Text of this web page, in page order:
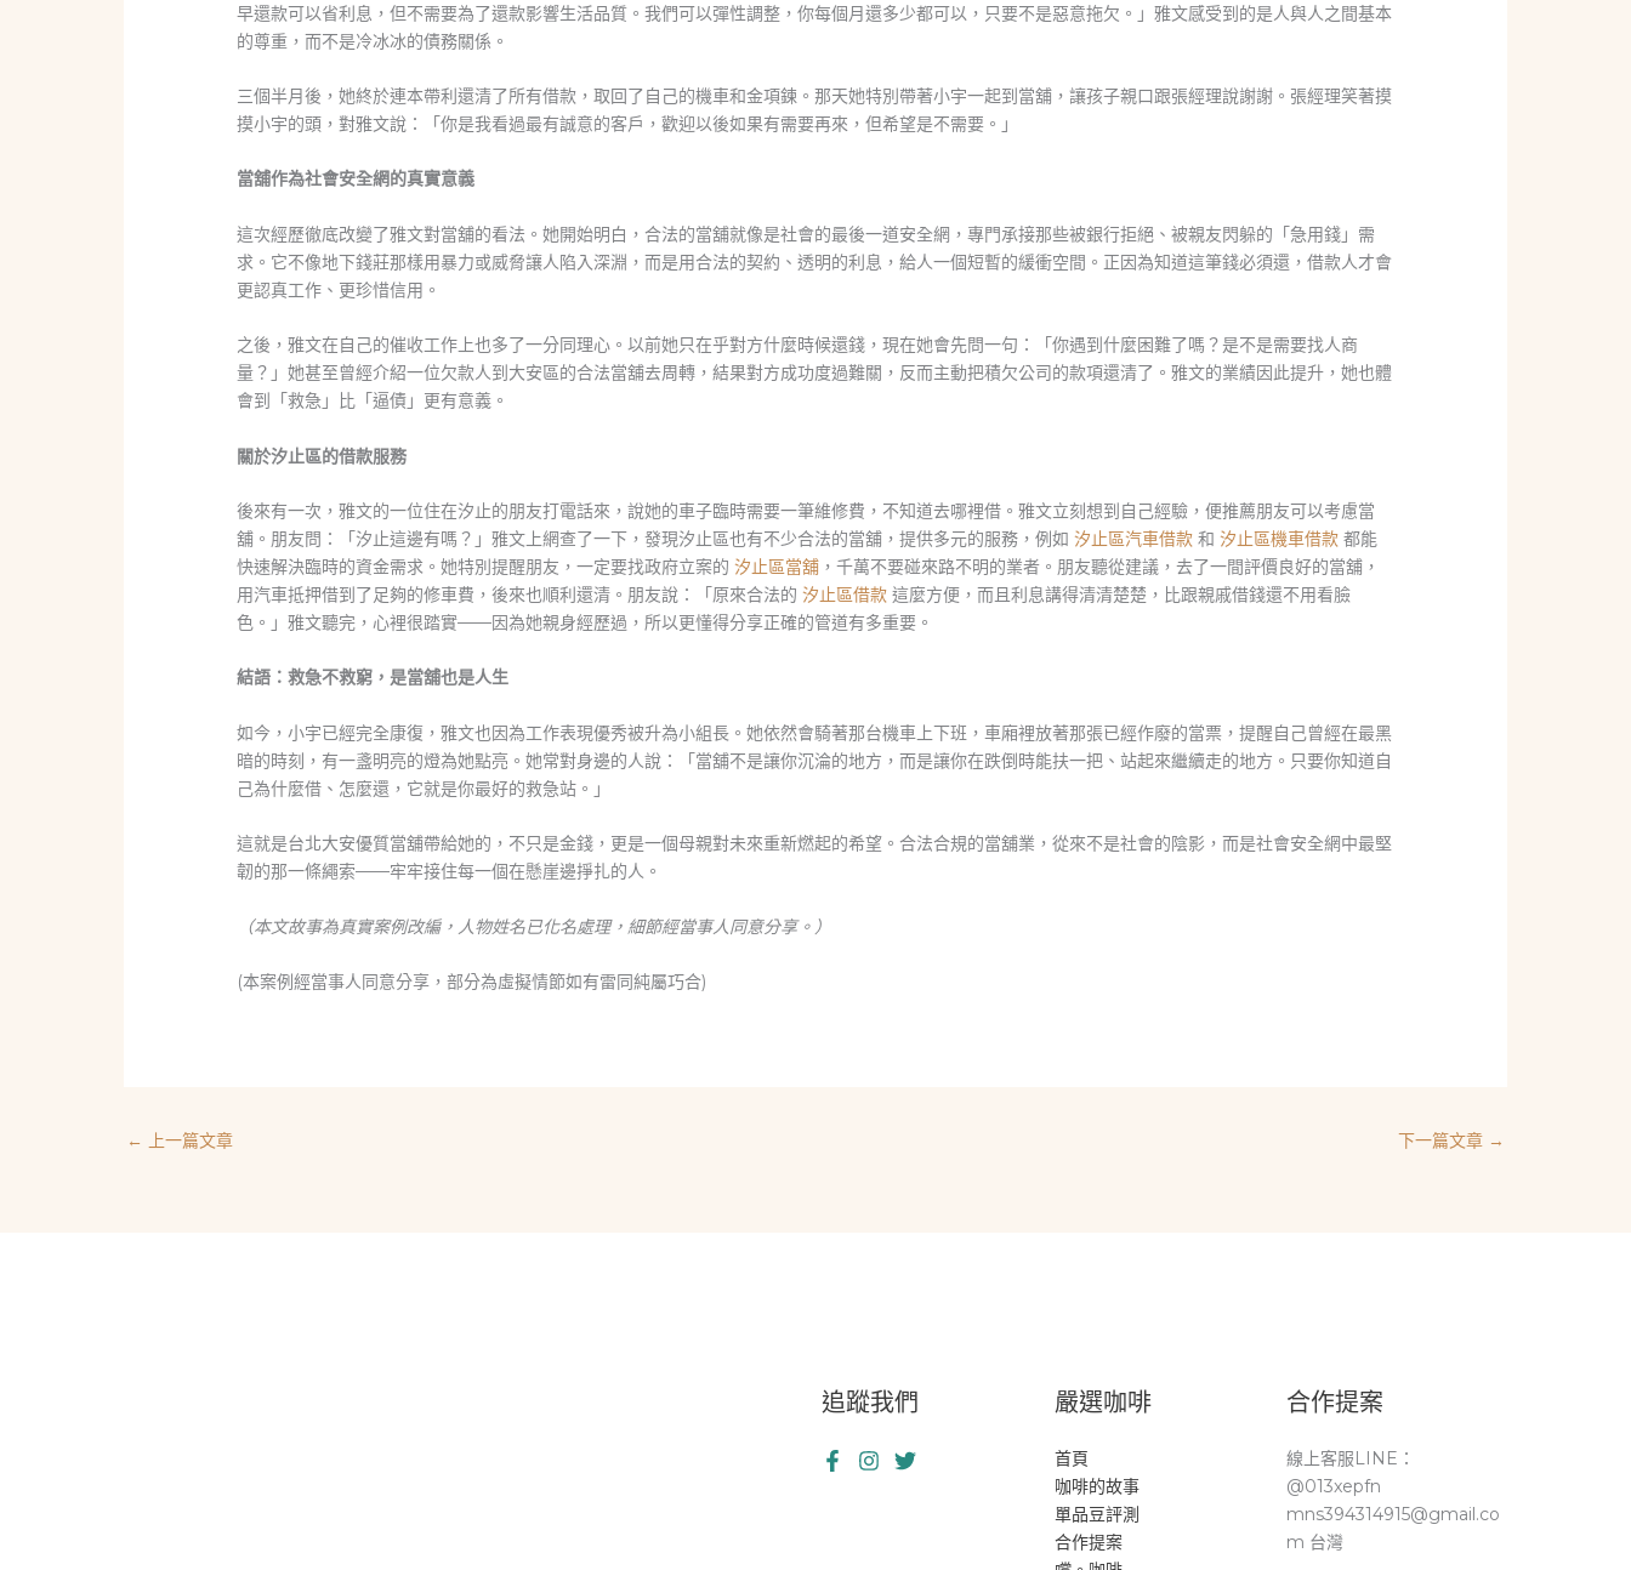
早還款可以省利息，但不需要為了還款影響生活品質。我們可以彈性調整，你每個月還多少都可以，只要不是惡意拖欠。」雅文感受到的是人與人之間基本
的尊重，而不是冷冰冰的債務關係。
三個半月後，她終於連本帶利還清了所有借款，取回了自己的機車和金項鍊。那天她特別帶著小宇一起到當舖，讓孩子親口跟張經理說謝謝。張經理笑著摸
摸小宇的頭，對雅文說：「你是我看過最有誠意的客戶，歡迎以後如果有需要再來，但希望是不需要。」
當舖作為社會安全網的真實意義
這次經歷徹底改變了雅文對當舖的看法。她開始明白，合法的當舖就像是社會的最後一道安全網，專門承接那些被銀行拒絕、被親友閃躲的「急用錢」需
求。它不像地下錢莊那樣用暴力或威脅讓人陷入深淵，而是用合法的契約、透明的利息，給人一個短暫的緩衝空間。正因為知道這筆錢必須還，借款人才會
更認真工作、更珍惜信用。
之後，雅文在自己的催收工作上也多了一分同理心。以前她只在乎對方什麼時候還錢，現在她會先問一句：「你遇到什麼困難了嗎？是不是需要找人商
量？」她甚至曾經介紹一位欠款人到大安區的合法當舖去周轉，結果對方成功度過難關，反而主動把積欠公司的款項還清了。雅文的業績因此提升，她也體
會到「救急」比「逼債」更有意義。
關於汐止區的借款服務
後來有一次，雅文的一位住在汐止的朋友打電話來，說她的車子臨時需要一筆維修費，不知道去哪裡借。雅文立刻想到自己經驗，便推薦朋友可以考慮當
舖。朋友問：「汐止這邊有嗎？」雅文上網查了一下，發現汐止區也有不少合法的當舖，提供多元的服務，例如汐止區汽車借款 和汐止區機車借款 都能
快速解決臨時的資金需求。她特別提醒朋友，一定要找政府立案的汐止區當舖 ，千萬不要碰來路不明的業者。朋友聽從建議，去了一間評價良好的當舖，
用汽車抵押借到了足夠的修車費，後來也順利還清。朋友說：「原來合法的汐止區借款 這麼方便，而且利息講得清清楚楚，比跟親戚借錢還不用看臉
色。」雅文聽完，心裡很踏實——因為她親身經歷過，所以更懂得分享正確的管道有多重要。
結語：救急不救窮，是當舖也是人生
如今，小宇已經完全康復，雅文也因為工作表現優秀被升為小組長。她依然會騎著那台機車上下班，車廂裡放著那張已經作廢的當票，提醒自己曾經在最黑
暗的時刻，有一盞明亮的燈為她點亮。她常對身邊的人說：「當舖不是讓你沉淪的地方，而是讓你在跌倒時能扶一把、站起來繼續走的地方。只要你知道自
己為什麼借、怎麼還，它就是你最好的救急站。」
這就是台北大安優質當舖帶給她的，不只是金錢，更是一個母親對未來重新燃起的希望。合法合規的當舖業，從來不是社會的陰影，而是社會安全網中最堅
韌的那一條繩索——牢牢接住每一個在懸崖邊掙扎的人。
（本文故事為真實案例改編，人物姓名已化名處理，細節經當事人同意分享。）
(本案例經當事人同意分享，部分為虛擬情節如有雷同純屬巧合)
← 上一篇文章 下一篇文章 →
追蹤我們 嚴選咖啡
首頁
咖啡的故事
單品豆評測
合作提案
合作提案
線上客服LINE：
@013xepfn
mns394314915@gmail.co
m 台灣